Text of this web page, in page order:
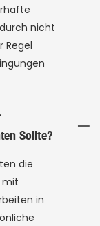
nicht
Regel
Sollte?
die
mit
in